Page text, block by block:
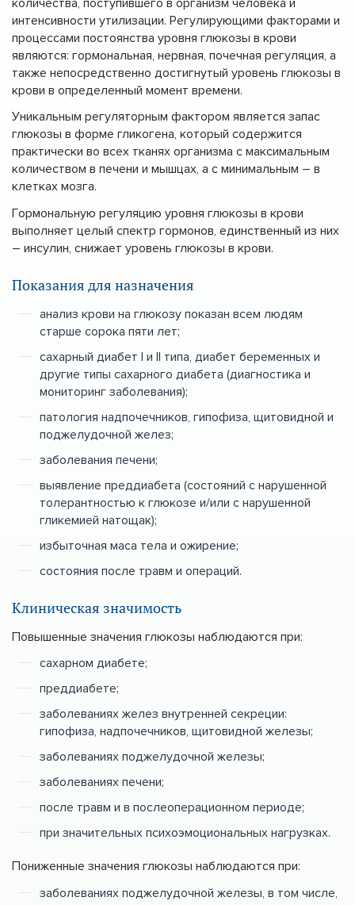
интенсивности утилизации. Регулирующими факторами и
процессами постоянства уровня глюкозы в крови
являются: гормональная, нервная, почечная регуляция, а
также непосредственно достигнутый уровень глюкозы в
крови в определенный момент времени.
Уникальным регуляторным фактором является запас
глюкозы в форме гликогена, который содержится
практически во всех тканях организма с максимальным
количеством в печени и мышцах, а с минимальным – в
клетках мозга.
Гормональную регуляцию уровня глюкозы в крови
выполняет целый спектр гормонов, единственный из них
– инсулин, снижает уровень глюкозы в крови.
Показания для назначения
анализ крови на глюкозу показан всем людям
старше сорока пяти лет;
сахарный диабет I и II типа, диабет беременных и
другие типы сахарного диабета (диагностика и
мониторинг заболевания);
патология надпочечников, гипофиза, щитовидной и
поджелудочной желез;
заболевания печени;
выявление преддиабета (состояний с нарушенной
толерантностью к глюкозе и/или с нарушенной
гликемией натощак);
избыточная маса тела и ожирение;
состояния после травм и операций.
Клиническая значимость
Повышенные значения глюкозы наблюдаются при:
сахарном диабете;
преддиабете;
заболеваниях желез внутренней секреции:
гипофиза, надпочечников, щитовидной железы;
заболеваниях поджелудочной железы;
заболеваниях печени;
после травм и в послеоперационном периоде;
при значительных психоэмоциональных нагрузках.
Пониженные значения глюкозы наблюдаются при:
заболеваниях поджелудочной железы, в том числе,